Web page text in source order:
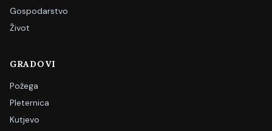
Gospodarstvo
Život
GRADOVI
Požega
Pleternica
Kutjevo